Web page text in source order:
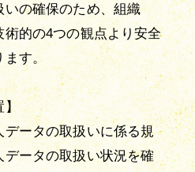
の確保のため、組織
的の4つの観点より安全
す。
ータの取扱いに係る規
ータの取扱い状況を確